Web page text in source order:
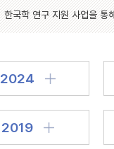
한국학 연구 지원 사업을 통
2024
2019